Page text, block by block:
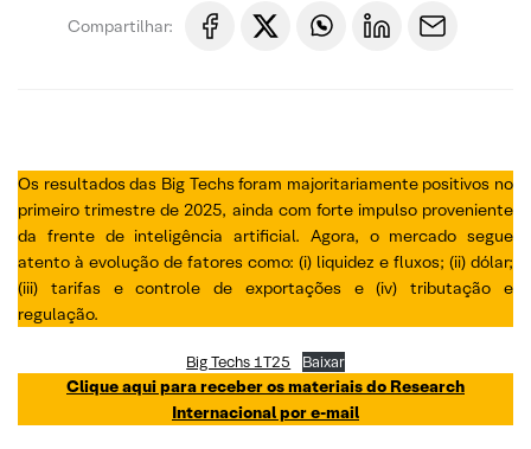
Compartilhar:
Os resultados das Big Techs foram majoritariamente positivos no
primeiro trimestre de 2025, ainda com forte impulso proveniente
da frente de inteligência artificial. Agora, o mercado segue
atento à evolução de fatores como: (i) liquidez e fluxos; (ii) dólar;
(iii) tarifas e controle de exportações e (iv) tributação e
regulação.
Big Techs 1T25 Baixar
Clique aqui para receber os materiais do Research
Internacional por e-mail